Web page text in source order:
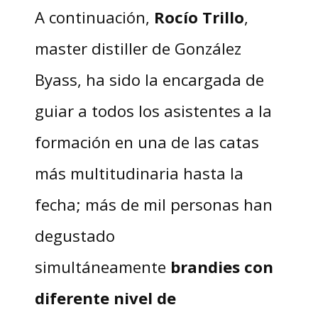
A continuación, Rocío Trillo,
master distiller de González
Byass, ha sido la encargada de
guiar a todos los asistentes a la
formación en una de las catas
más multitudinaria hasta la
fecha; más de mil personas han
degustado
simultáneamente brandies con
diferente nivel de